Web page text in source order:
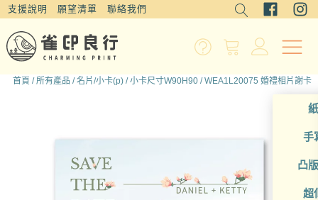
支援說明 願望清單 聯絡我們
手
凸
超
首頁 /所有產品 /名片/小卡(p) /小卡尺寸W90H90 / WEA1L20075 婚禮相片謝卡